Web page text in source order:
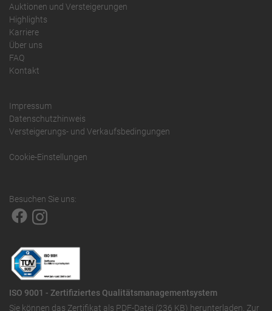
Auktionen und Versteigerungen
Highlights
Karriere
Über uns
FAQ
Kontakt
Impressum
Datenschutzhinweis
Versteigerungs- und Verkaufsbedingungen
Cookie-Einstellungen
Besuchen Sie uns:
ISO 9001 - Zertifiziertes Qualitätsmanagementsystem
Sie können das Zertifikat als PDF-Datei (236 KB) herunterladen. Zur